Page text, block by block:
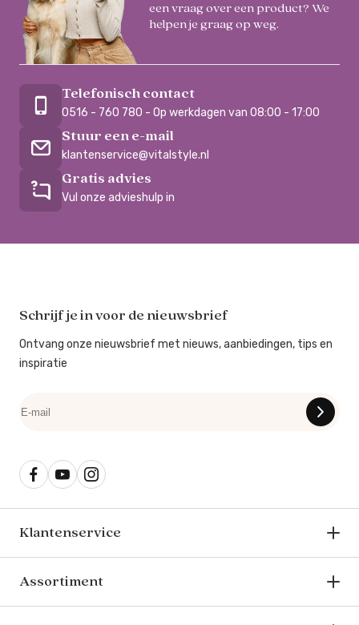
een vraag over een product? We
helpen je graag op weg.
Telefonisch contact
0516 - 760 780 - Op werkdagen van 08:00 - 17:00
Stuur een e-mail
klantenservice@vitalstyle.nl
Gratis advies
Vul onze advieshulp in
Schrijf je in voor de nieuwsbrief
Ontvang onze nieuwsbrief met nieuws, aanbiedingen, tips en
inspiratie
Klantenservice
Assortiment